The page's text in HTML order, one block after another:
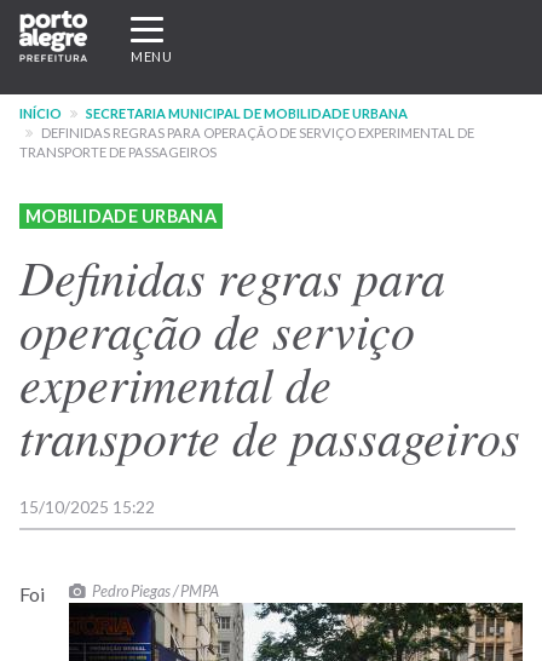
Pular
para
conteúdo
principal
Expandir/recolher
navegação
MENU
INÍCIO
SECRETARIA MUNICIPAL DE MOBILIDADE URBANA
DEFINIDAS REGRAS PARA OPERAÇÃO DE SERVIÇO EXPERIMENTAL DE
TRANSPORTE DE PASSAGEIROS
MOBILIDADE URBANA
Definidas regras para
operação de serviço
experimental de
transporte de passageiros
15/10/2025 15:22
Pedro Piegas / PMPA
Foi